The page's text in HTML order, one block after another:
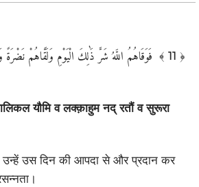
﴾ 11 ﴿
यौमि व लक्क़ाहुम नद् रतौं व सुरूरा
उन्हें उस दिन की आपदा से और प्रदान कर